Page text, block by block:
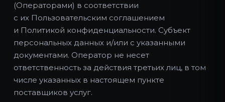
(Операторами) в соответствии
с их Пользовательским соглашением
и Политикой конфиденциальности. Субъект
персональных данных и/или с указанными
документами. Оператор не несет
ответственность за действия третьих лиц, в том
числе указанных в настоящем пункте
поставщиков услуг.